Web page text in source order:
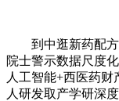
到中逛新药配方
院士警示数据尺度
人工智能+西医药
人研发取产学研深